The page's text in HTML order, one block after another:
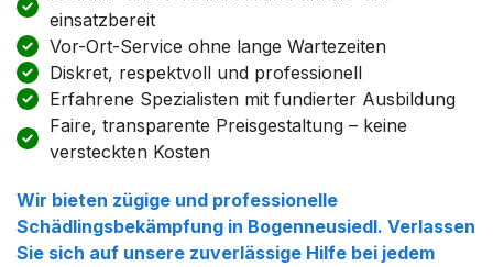
einsatzbereit
Vor-Ort-Service ohne lange Wartezeiten
Diskret, respektvoll und professionell
Erfahrene Spezialisten mit fundierter Ausbildung
Faire, transparente Preisgestaltung – keine
versteckten Kosten
Wir bieten zügige und professionelle
Schädlingsbekämpfung in Bogenneusiedl. Verlassen
Sie sich auf unsere zuverlässige Hilfe bei jedem